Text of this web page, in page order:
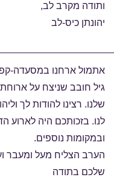
ותודה מקרב לב,
יהונתן כיס-לב
אתמול ארחנו במסעדה-
גיל חובב שניצח על
שלנו. רצינו להודות לך
לנו. בזכותכם היה לארוע הד
ובמקומות נוספים.
הערב הצליח מעל ומעבר
שלכם בתודה